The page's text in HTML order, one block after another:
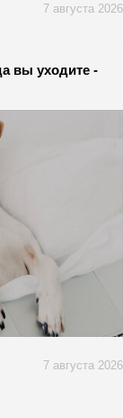
7 августа 2026
вы уходите -
7 августа 2026